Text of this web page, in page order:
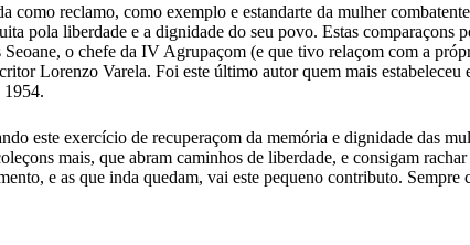
como reclamo, como exemplo e estandarte da mulher
pola liberdade e a dignidade do seu povo. Estas
o chefe da IV Agrupaçom (e que tivo relaçom com a
Lorenzo Varela. Foi este último autor quem mais
1954.
este exercício de recuperaçom da memória e dignidade das
mais, que abram caminhos de liberdade, e consigam
e as que inda quedam, vai este pequeno contributo. Sempre